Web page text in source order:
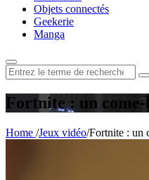
Objets connectés
Geekerie
Manga
Rechercher
:
Fortnite : un
Home /Jeux vidéo/Fortnite : un